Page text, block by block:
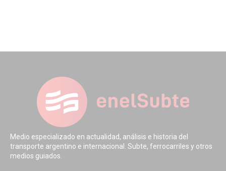
Medio especializado en actualidad, análisis e historia del
transporte argentino e internacional. Subte, ferrocarriles y otros
medios guiados.